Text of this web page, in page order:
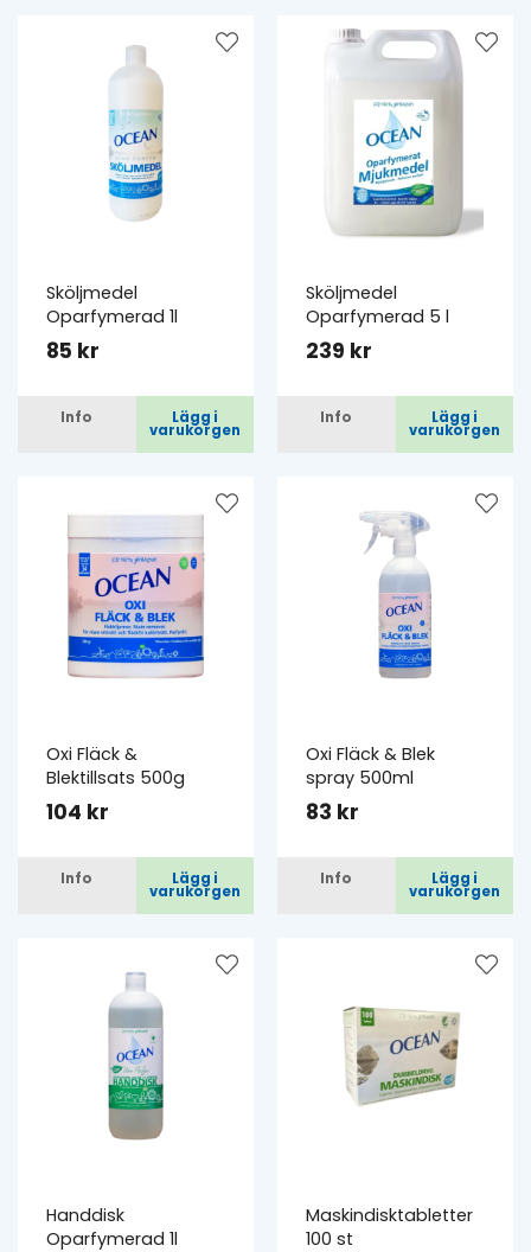
Sköljmedel
Oparfymerad 1l
85 kr
Info Lägg i
varukorgen
Sköljmedel
Oparfymerad 5 l
239 kr
Info Lägg i
varukorgen
Oxi Fläck &
Blektillsats 500g
104 kr
Info Lägg i
varukorgen
Oxi Fläck & Blek
spray 500ml
83 kr
Info Lägg i
varukorgen
Handdisk
Oparfymerad 1l
Maskindisktabletter
100 st